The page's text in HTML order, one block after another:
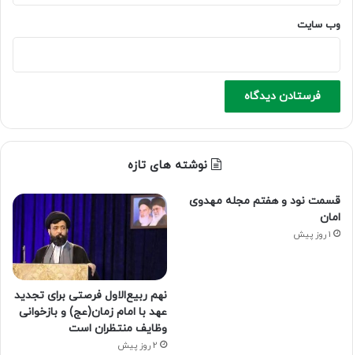
وب‌ سایت
نوشته های تازه
قسمت نود و هفتم مجله مهدوی
امان
1 روز پیش
نهم ربیع‌الاول فرصتی برای تجدید
عهد با امام زمان(عج) و بازخوانی
وظایف منتظران است
2 روز پیش